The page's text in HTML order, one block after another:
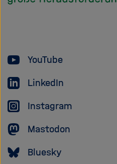
YouTube
LinkedIn
Instagram
Mastodon
Bluesky